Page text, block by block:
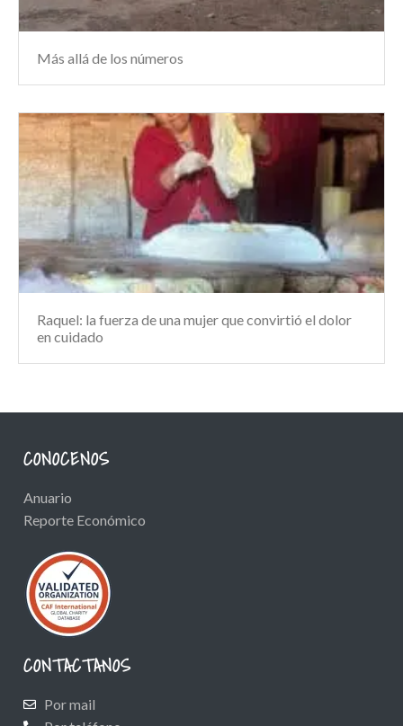
Más allá de los números
Raquel: la fuerza de una mujer que convirtió el dolor
en cuidado
CONOCENOS
Anuario
Reporte Económico
CONTACTANOS
Por mail